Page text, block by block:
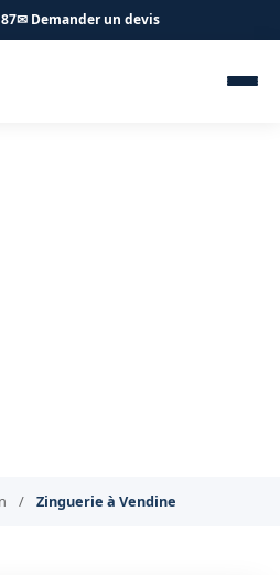
✉ Demander un devis
/ Zinguerie à Vendine